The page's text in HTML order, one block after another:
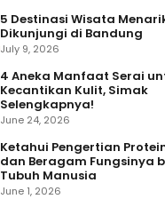
5 Destinasi Wisata
Dikunjungi di Bandung
July 9, 2026
4 Aneka Manfaat Serai
Kecantikan Kulit, Simak
Selengkapnya!
June 24, 2026
Ketahui Pengertian
dan Beragam Fungsinya
Tubuh Manusia
June 1, 2026